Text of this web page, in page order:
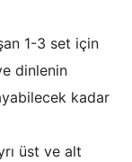
1-3 set için
dinlenin
kadar
üst ve alt